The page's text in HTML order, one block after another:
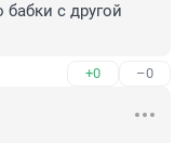
с другой
+0 –0